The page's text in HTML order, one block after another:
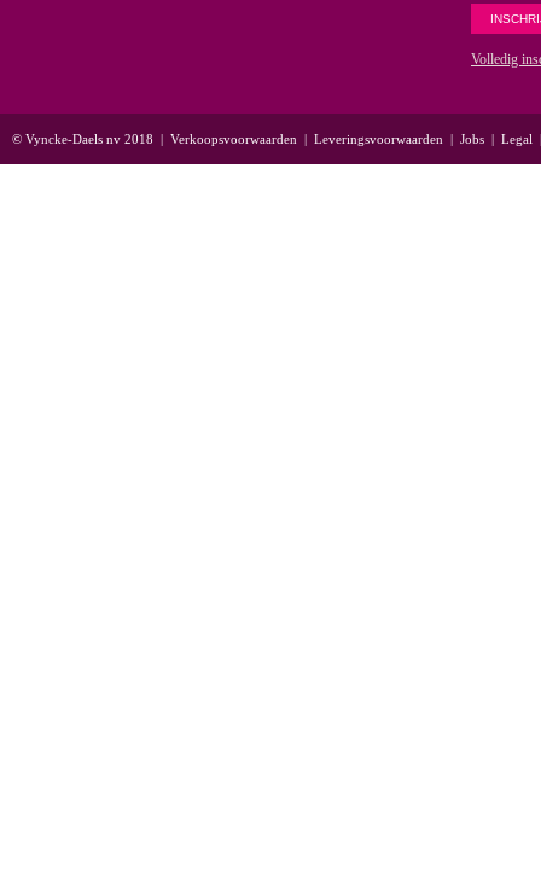
Volledig
© Vyncke-Daels nv 2018 | Verkoopsvoorwaarden | Leveringsvoorwaarden | Jobs | Legal